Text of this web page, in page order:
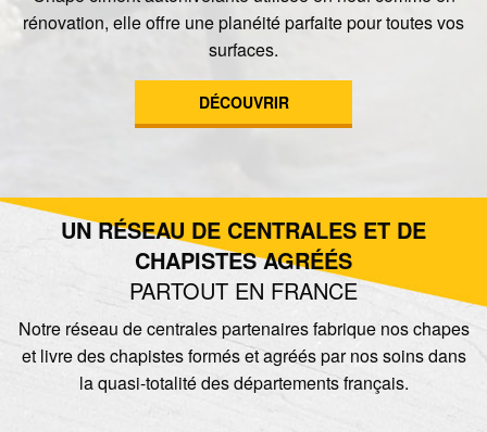
rénovation, elle offre une planéité parfaite pour toutes vos
surfaces.
DÉCOUVRIR
UN RÉSEAU DE CENTRALES ET DE
CHAPISTES AGRÉÉS
PARTOUT EN FRANCE
Notre réseau de centrales partenaires fabrique nos chapes
et livre des chapistes formés et agréés par nos soins dans
la quasi-totalité des départements français.